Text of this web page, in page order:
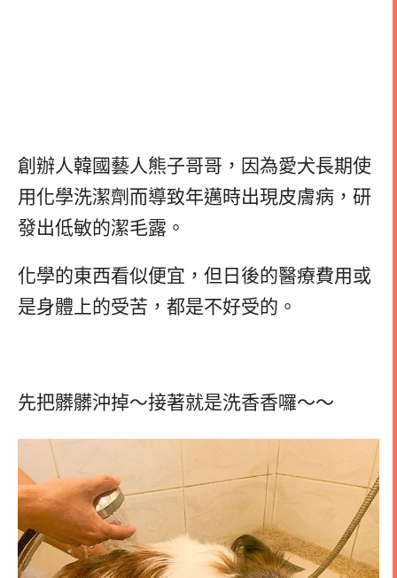
創辦人韓國藝人熊子哥哥，因為愛犬長期使
用化學洗潔劑而導致年邁時出現皮膚病，研
發出低敏的潔毛露。
化學的東西看似便宜，但日後的醫療費用或
是身體上的受苦，都是不好受的。
先把髒髒沖掉～接著就是洗香香囉～～